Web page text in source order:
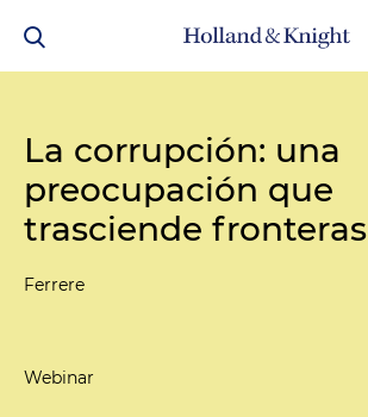
La corrupción: una
preocupación que
trasciende fronteras
Ferrere
Webinar